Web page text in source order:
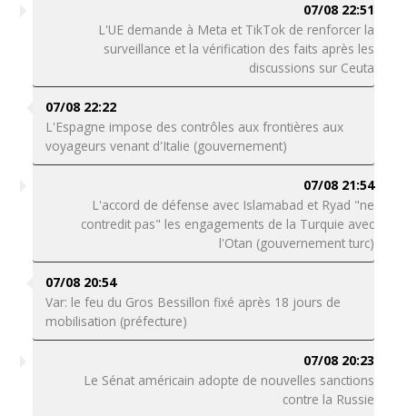
07/08 22:51
L'UE demande à Meta et TikTok de renforcer la
surveillance et la vérification des faits après les
discussions sur Ceuta
07/08 22:22
L'Espagne impose des contrôles aux frontières aux
voyageurs venant d'Italie (gouvernement)
07/08 21:54
L'accord de défense avec Islamabad et Ryad "ne
contredit pas" les engagements de la Turquie avec
l'Otan (gouvernement turc)
07/08 20:54
Var: le feu du Gros Bessillon fixé après 18 jours de
mobilisation (préfecture)
07/08 20:23
Le Sénat américain adopte de nouvelles sanctions
contre la Russie